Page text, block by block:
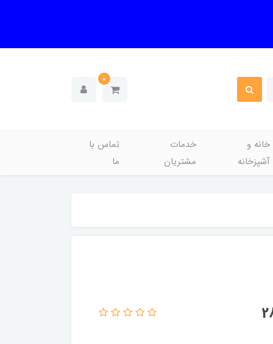
0
خانه و
آشپزخانه
خدمات
مشتریان
تماس با
ما